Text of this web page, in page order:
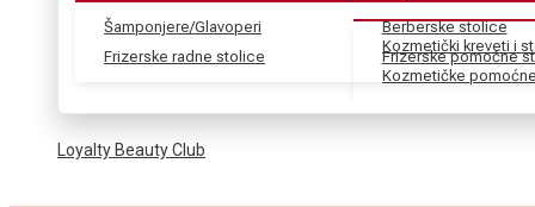
Šamponjere/Glavoperi
Frizerske radne stolice
Berberske stolice
Frizerske pomoćne
Kozmetički kreveti i
Kozmetičke
Loyalty Beauty Club